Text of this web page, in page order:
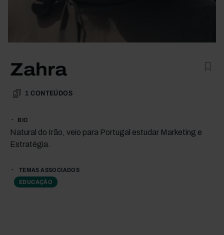
Zahra
1 CONTEÚDOS
BIO
Natural do Irão, veio para Portugal estudar Marketing e
Estratégia.
TEMAS ASSOCIADOS
EDUCAÇÃO